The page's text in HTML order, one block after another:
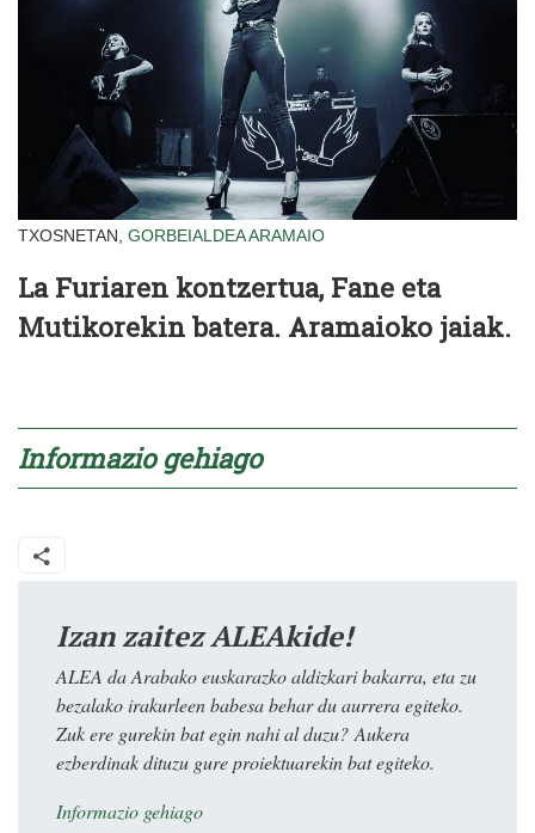
TXOSNETAN, GORBEIALDEAARAMAIO
La Furiaren kontzertua, Fane eta
Mutikorekin batera. Aramaioko jaiak.
Informazio gehiago
Izan zaitez ALEAkide!
ALEA da Arabako euskarazko aldizkari bakarra, eta zu
bezalako irakurleen babesa behar du aurrera egiteko.
Zuk ere gurekin bat egin nahi al duzu? Aukera
ezberdinak dituzu gure proiektuarekin bat egiteko.
Informazio gehiago